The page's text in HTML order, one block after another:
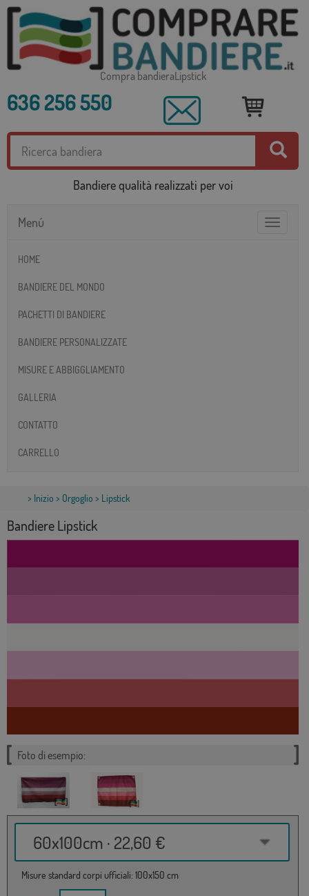
Compra bandieraLipstick
636 256 550
Bandiere qualità realizzati per voi
Toggle
Menú
HOME
BANDIERE DEL MONDO
PACHETTI DI BANDIERE
BANDIERE PERSONALIZZATE
MISURE E ABBIGGLIAMENTO
GALLERIA
CONTATTO
CARRELLO
> Inizio > Orgoglio > Lipstick
Bandiere Lipstick
Foto di esempio:
60x100cm · 22,60 €
Misure standard corpi ufficiali: 100x150 cm